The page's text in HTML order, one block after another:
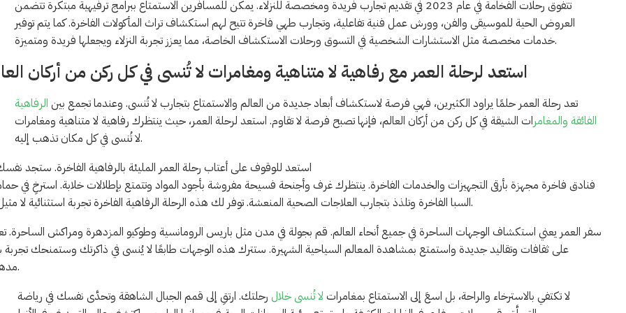
تتفوق رحلات الفخامة في عام 2023 في تقديم تجارب فريدة ومخصصة للنزلاء. يمكن للمسافرين الاستمتاع ببرامج ترفيهية مبتكرة تتضمن
العروض الحية للموسيقى والفن، وورش عمل فنية تفاعلية، وتجارب طهي فاخرة تتيح لهم استكشاف تراث المأكولات الفاخرة. كما يتم توفير
خدمات مخصصة مثل الاستشارات الشخصية في التسوق ورحلات الاستكشاف الخاصة، مما يعزز تجربة النزلاء ويجعلها فريدة ومتميزة.
استعد لرحلة العمر مع رفاهية لا متناهية ومغامرات لا تُنسى في كل ركن من أركان
تعد رحلة العمر حلمًا يراود الكثيرين، فهي فرصة لاستكشاف أبعاد جديدة من العالم والاستمتاع بتجارب لا تُنسى. وعندما تجمع بين الرفاهية
الفائقة والمغامرات الشيقة في كل ركن من أركان العالم، فإنها تصبح فرصة لا تقاوم. استعد لرحلة العمر، حيث ينتظرك رفاهية لا متناهية ومغامرات
لا تُنسى في كل مكان تذهب إليه.
استعد للوقوف على أعتاب رحلة العمر المليئة بالرفاهية الفاخرة. ستجد
فنادق فاخرة مجهزة بأرقى التجهيزات والخدمات الفاخرة. ينتظرك غرف وأجنحة فسيحة مفروشة بأجود المواد وتتمتع بإطلالات خلابة. استرخِ في
السبا الفاخرة وتلذذ بتجارب العلاجات الصحية المنعشة. توفر لك هذه الرحلة الرفاهية الفاخرة تجربة استثنائية لا مثيل لها.
سفر العمر يعني استكشاف الوجهات الساحرة في جميع أنحاء العالم. قم بجولة في مدن مثل باريس الرومانسية وطوكيو المزدهرة ومراكش الساحرة.
على ثقافات وتقاليد جديدة واستمتع بمشاهدة المعالم السياحية الشهيرة. ستترك هذه الوجهات طابعًا لا يُنسى في ذاكرتك وستمنحك
مدهشة.
لا تكتفي بالاسترخاء والراحة، بل اسعَ إلى الاستمتاع بمغامرات لا تُنسى خلالرحلتك. ارتقِ إلى قمم الجبال الشاهقة وتحدَّى نفسك في رياضة